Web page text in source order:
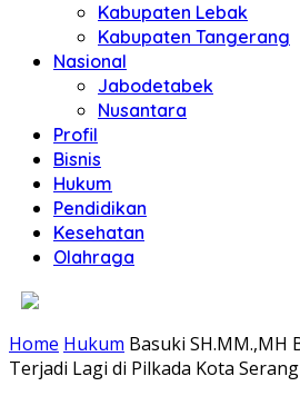
Kabupaten Lebak
Kabupaten Tangerang
Nasional
Jabodetabek
Nusantara
Profil
Bisnis
Hukum
Pendidikan
Kesehatan
Olahraga
Home Hukum Basuki SH.MM.,MH
Terjadi Lagi di Pilkada Kota